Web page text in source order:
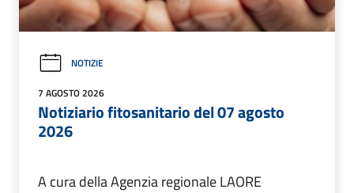
NOTIZIE
7 AGOSTO 2026
Notiziario fitosanitario del 07 agosto
2026
A cura della Agenzia regionale LAORE